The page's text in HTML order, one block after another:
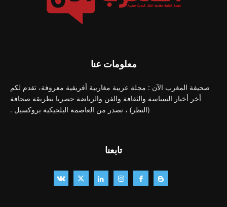
معلومات عنا
صحيفة المغرب الآن : مجلة عربية مغاربية أفريقية معروفة، تقدم لكم
أخر أخبار السياسة والثقافة والفن والرياضة حصريا بطريقة صحافة
(النظر) ، تصدر من العاصمة البلجيكية بروكسيل .
تابعنا